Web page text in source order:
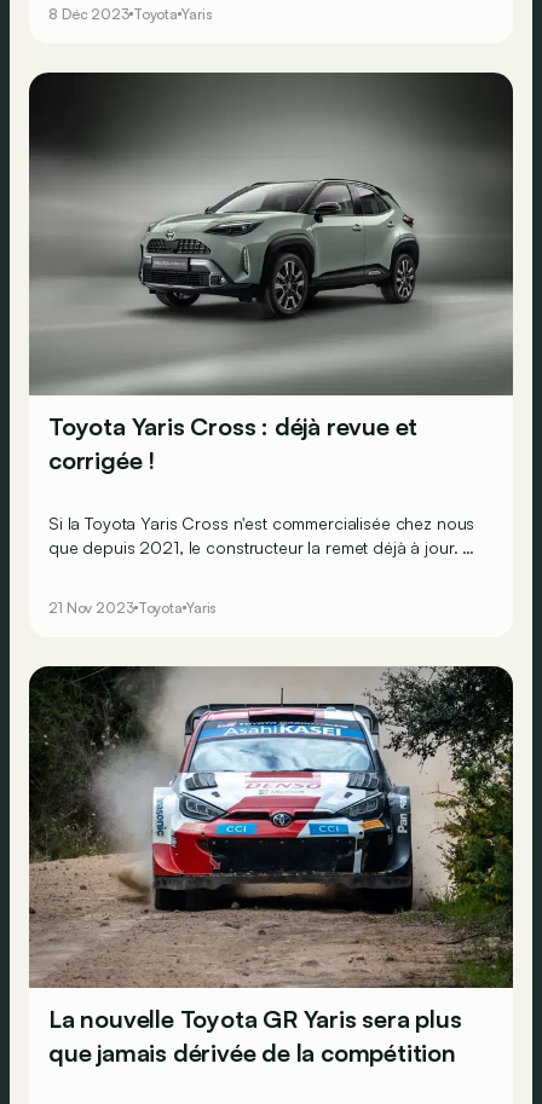
8 Déc 2023 Toyota Yaris
Toyota Yaris Cross : déjà revue et
corrigée !
Si la Toyota Yaris Cross n'est commercialisée chez nous
que depuis 2021, le constructeur la remet déjà à jour. Au
21 Nov 2023 Toyota Yaris
La nouvelle Toyota GR Yaris sera plus
que jamais dérivée de la compétition